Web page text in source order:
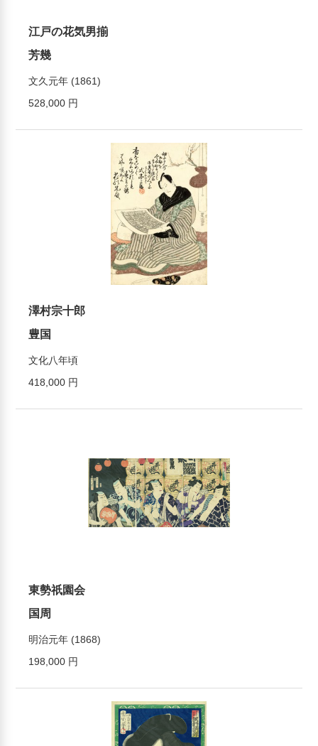
江戸の花気男揃
芳幾
文久元年 (1861)
528,000 円
澤村宗十郎
豊国
文化八年頃
418,000 円
東勢祇園会
国周
明治元年 (1868)
198,000 円